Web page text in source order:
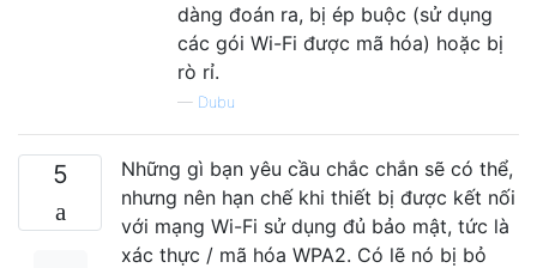
dàng đoán ra, bị ép buộc (sử dụng
các gói Wi-Fi được mã hóa) hoặc bị
rò rỉ.
— Dubu
5
Những gì bạn yêu cầu chắc chắn sẽ có thể,
nhưng nên hạn chế khi thiết bị được kết nối
với mạng Wi-Fi sử dụng đủ bảo mật, tức là
xác thực / mã hóa WPA2. Có lẽ nó bị bỏ